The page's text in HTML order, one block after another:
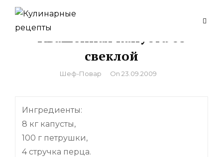
Skip
content
Квашенная капуста со
свеклой
By
Шеф-Повар On 23.09.2009
Ингредиенты:
8 кг капусты,
100 г петрушки,
4 стручка перца.